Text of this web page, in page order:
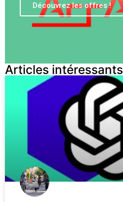
Découvrez les offres !
Articles intéressants